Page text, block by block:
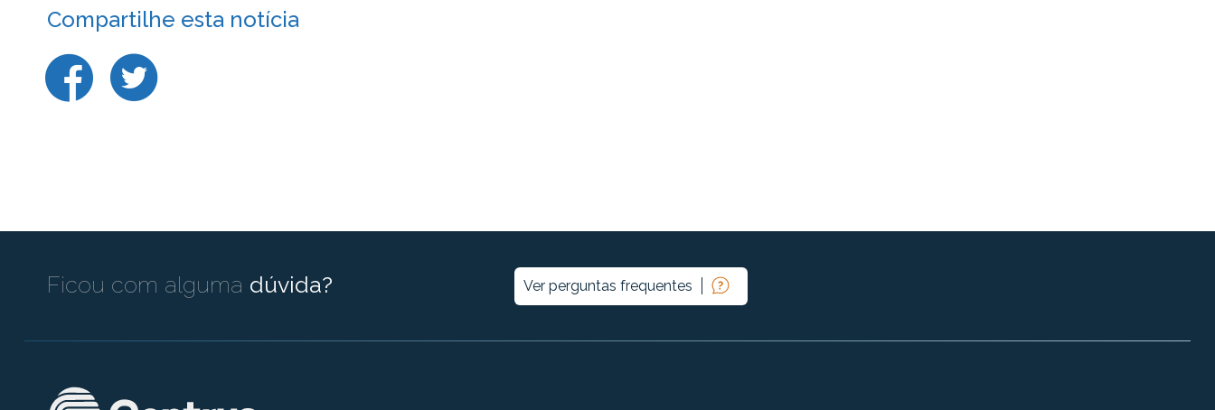
Compartilhe esta notícia
Ficou com alguma dúvida? Ver perguntas frequentes